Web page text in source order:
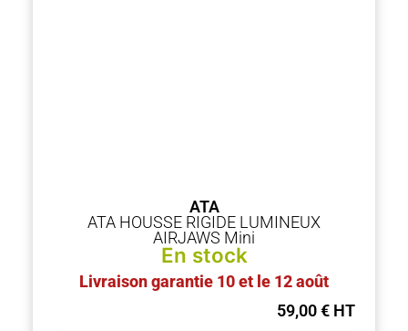
ATA
ATA HOUSSE RIGIDE LUMINEUX
AIRJAWS Mini
En stock
Livraison garantie 10 et le 12 août
59,00€